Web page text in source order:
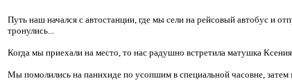
Путь наш начался с автостанции, где мы сели на рейсовый автобус и
тронулись...
Когда мы приехали на место, то нас радушно встретила матушка
Мы помолились на панихиде по усопшим в специальной часовне,